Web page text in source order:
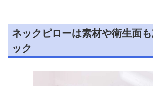
ネックピローは素材や衛生面
ック